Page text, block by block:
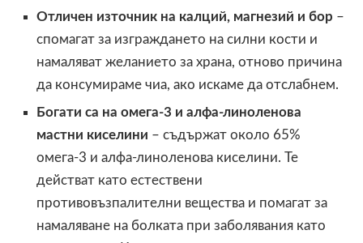
Отличен източник на калций, магнезий и бор –
спомагат за изграждането на силни кости и
намаляват желанието за храна, отново причина
да консумираме чиа, ако искаме да отслабнем.
Богати са на омега-3 и алфа-линоленова
мастни киселини – съдържат около 65%
омега-3 и алфа-линоленова киселини. Те
действат като естествени
противовъзпалителни вещества и помагат за
намаляване на болката при заболявания като